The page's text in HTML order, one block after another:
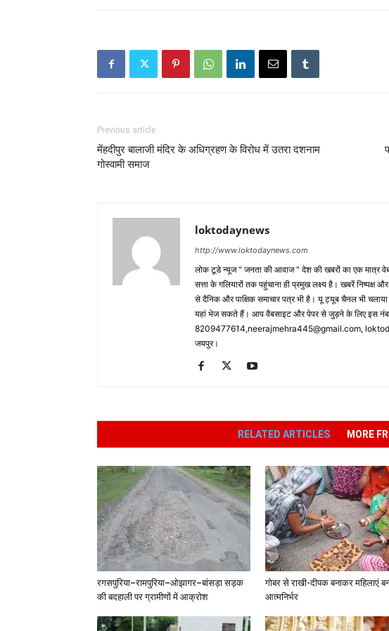
Previous article
मेंहदीपुर बालाजी मंदिर के अधिग्रहण के विरोध में उतरा दशनाम
गोस्वामी समाज
loktodaynews
http://www.loktodaynews.com
लोक टूडे न्यूज " जनता की आवाज " देश की खबरों का एक मात्र
सत्ता के गलियारों तक पहुंचाना ही प्रमुख लक्ष्य है। खबरें निष्पक्ष
से दैनिक और पाक्षिक समाचार पत्र भी है। यू ट्यूब चैनल भी
यहां भेज सकते हैं। आप वैबसाइट और पेपर से जुड़ने के लिए इस
8209477614,neerajmehra445@gmail.com,
जयपुर।
RELATED ARTICLES MORE
रगसपुरिया–रामपुरिया–ओझागर–बांसड़ा सड़क
की बदहाली पर ग्रामीणों में आक्रोश
गोबर से राखी-दीपक बनाकर महिलाएं
आत्मनिर्भर